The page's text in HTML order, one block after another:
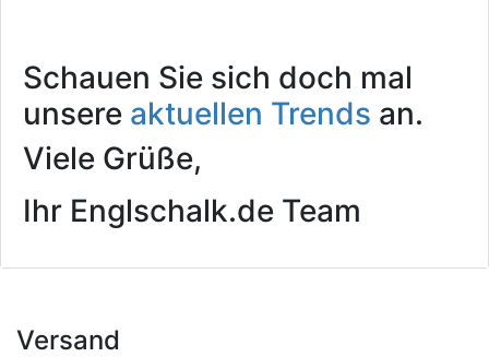
Schauen Sie sich doch mal
unsere aktuellen Trends an.
Viele Grüße,
Ihr Englschalk.de Team
Versand